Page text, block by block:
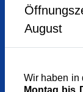
ausgebucht /
August
Wir haben in
Montag bis